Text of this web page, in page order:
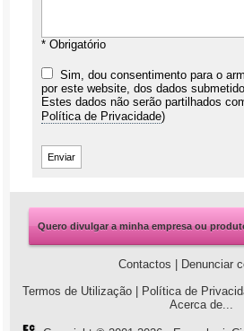
* Obrigatório
Sim, dou consentimento para o
por este website, dos dados
Estes dados não serão partilhados
Política de Privacidade)
Quero divulgar a minha empresa ou
Contactos
Denunciar
Termos de Utilização
Política de
Acerca de...